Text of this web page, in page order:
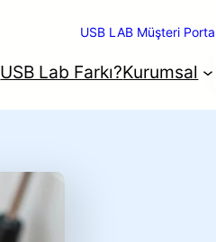
USB LAB Müşteri
USB Lab Farkı?Kurumsal